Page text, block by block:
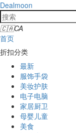
Dealmoon
🇨🇦CA
首页
折扣分类
最新
服饰手袋
美妆护肤
电子电脑
家居厨卫
母婴儿童
美食